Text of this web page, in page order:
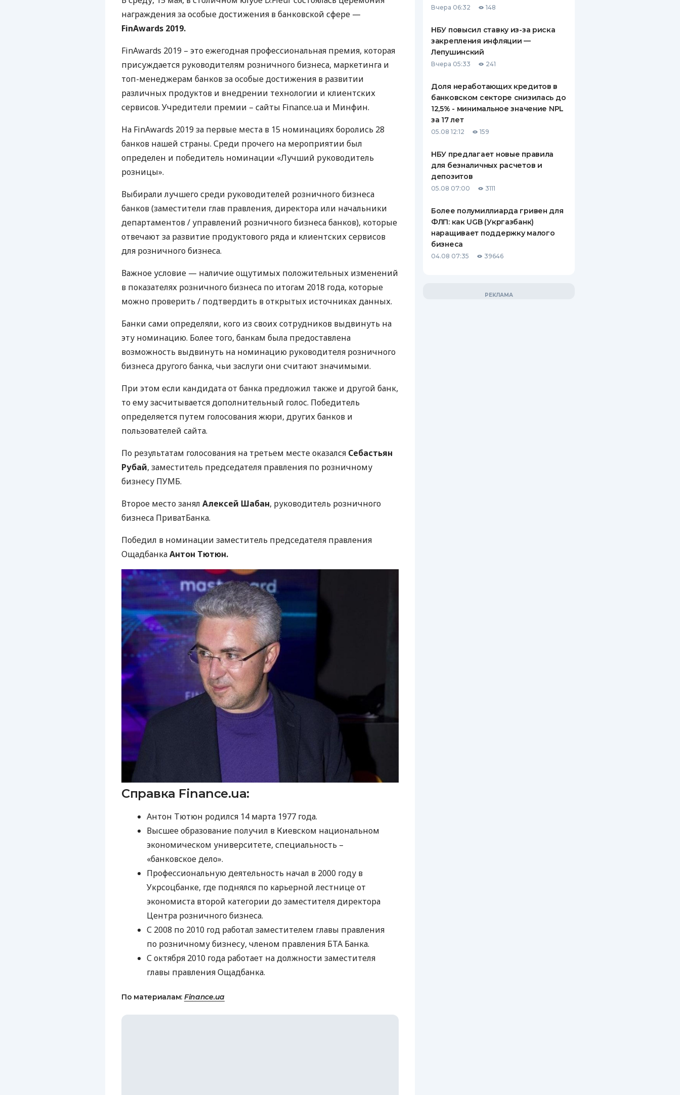
ЕЖЕМЕСЯЧНЫЙ ОБЗОР
БАНКОВСКИМ КАРТАМ
ВСЕ СТРАХОВЫЕ ПОЛИСЫ
СТРАХОВЫЕ КОМПАНИИ
ОТЗЫВЫ О СТРАХОВЫХ
КОМПАНИЯХ
ДОСТАВКА И ОПЛАТА
награждения за особые достижения в банковской сфере —
FinAwards 2019.
FinAwards 2019 – это ежегодная профессиональная премия, которая
присуждается руководителям розничного бизнеса, маркетинга и
топ-менеджерам банков за особые достижения в развитии
различных продуктов и внедрении технологии и клиентских
сервисов. Учредители премии – сайты Finance.ua и Минфин.
На FinAwards 2019 за первые места в 15 номинациях боролись 28
банков нашей страны. Среди прочего на мероприятии был
определен и победитель номинации «Лучший руководитель
розницы».
Выбирали лучшего среди руководителей розничного бизнеса
банков (заместители глав правления, директора или начальники
департаментов / управлений розничного бизнеса банков), которые
отвечают за развитие продуктового ряда и клиентских сервисов
для розничного бизнеса.
Важное условие — наличие ощутимых положительных изменений
в показателях розничного бизнеса по итогам 2018 года, которые
можно проверить / подтвердить в открытых источниках данных.
Банки сами определяли, кого из своих сотрудников выдвинуть на
эту номинацию. Более того, банкам была предоставлена
возможность выдвинуть на номинацию руководителя розничного
бизнеса другого банка, чьи заслуги они считают значимыми.
При этом если кандидата от банка предложил также и другой банк,
то ему засчитывается дополнительный голос. Победитель
определяется путем голосования жюри, других банков и
пользователей сайта.
По результатам голосования на третьем месте оказался Себастьян
Рубай, заместитель председателя правления по розничному
бизнесу ПУМБ.
Второе место занял Алексей Шабан, руководитель розничного
бизнеса ПриватБанка.
Победил в номинации заместитель председателя правления
ОщадбанкаАнтон Тютюн.
Справка Finance.ua:
Антон Тютюн родился 14 марта 1977 года.
Высшее образование получил в Киевском национальном
экономическом университете, специальность –
«банковское дело».
Профессиональную деятельность начал в 2000 году в
Укрсоцбанке, где поднялся по карьерной лестнице от
экономиста второй категории до заместителя директора
Центра розничного бизнеса.
С 2008 по 2010 год работал заместителем главы правления
по розничному бизнесу, членом правления БТА Банка.
С октября 2010 года работает на должности заместителя
главы правления Ощадбанка.
По материалам: Finance.ua
Вчера 06:32 148
НБУ повысил ставку из-за риска
закрепления инфляции —
Лепушинский
Вчера 05:33 241
Доля неработающих кредитов в
банковском секторе снизилась до
12,5% - минимальное значение NPL
за 17 лет
05.08 12:12 159
НБУ предлагает новые правила
для безналичных расчетов и
депозитов
05.08 07:00 3111
Более полумиллиарда гривен для
ФЛП: как UGB (Укргазбанк)
наращивает поддержку малого
бизнеса
04.08 07:35 39646